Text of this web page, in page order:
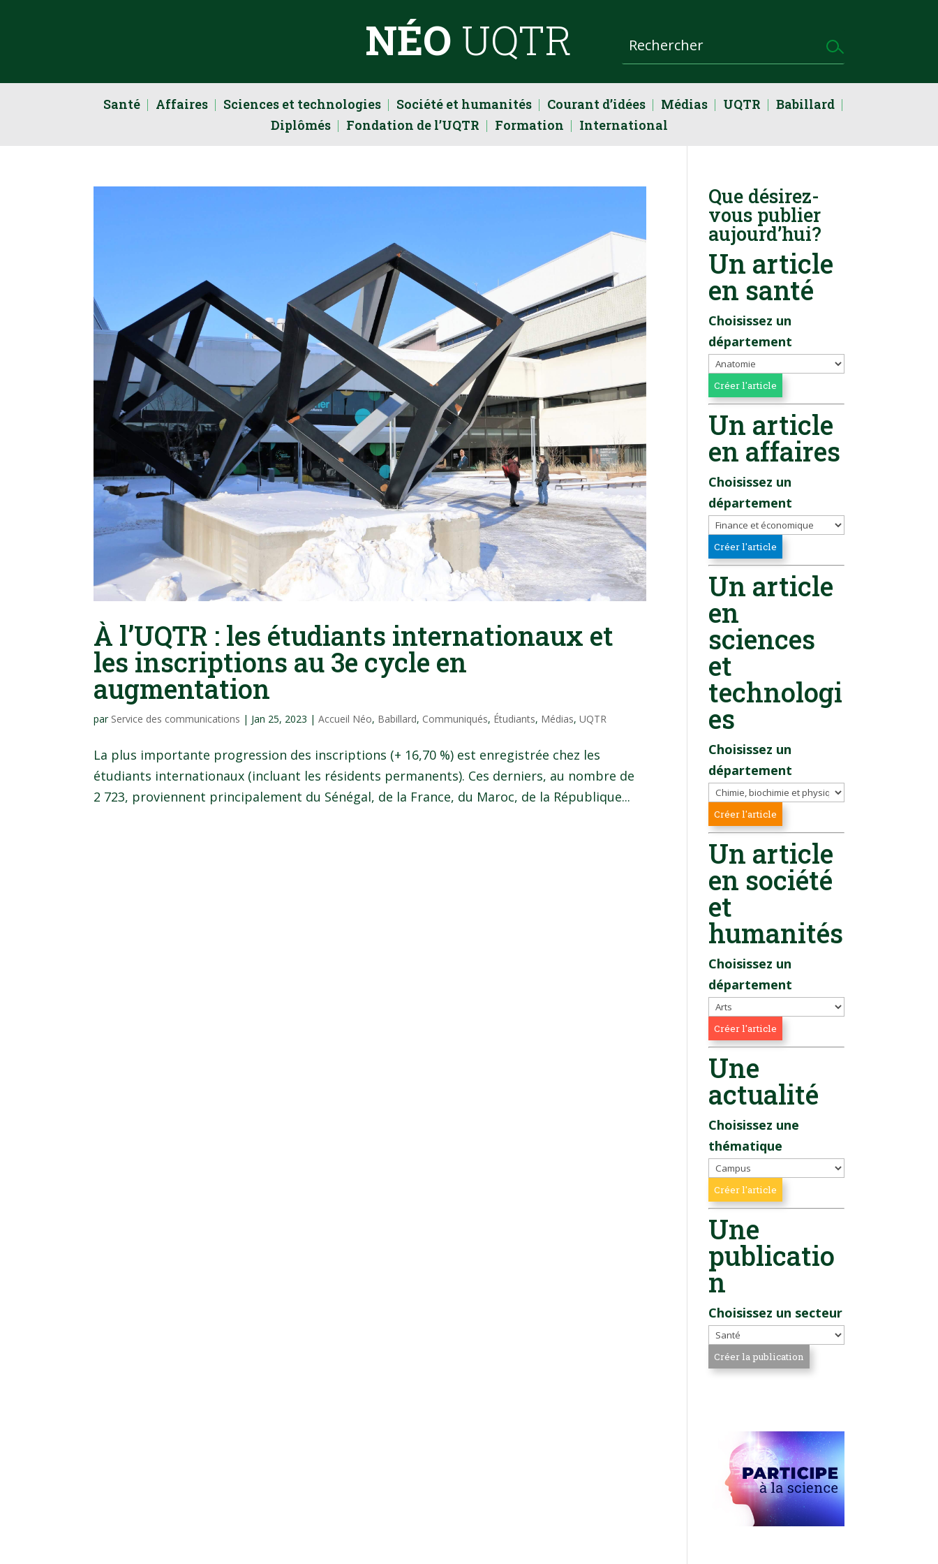
NÉO UQTR
Santé Affaires Sciences et technologies Société et humanités Courant d’idées Médias UQTR
Babillard
Diplômés
Fondation de l’UQTR Formation International
À l’UQTR : les étudiants internationaux et
les inscriptions au 3e cycle en
augmentation
par Service des communications | Jan 25, 2023 |Accueil Néo, Babillard, Communiqués, Étudiants, Médias,UQTR
La plus importante progression des inscriptions (+ 16,70 %) est enregistrée chez les
étudiants internationaux (incluant les résidents permanents). Ces derniers, au nombre de
2 723, proviennent principalement du Sénégal, de la France, du Maroc, de la République...
Que désirez-
vous publier
aujourd’hui?
Un article
en santé
Choisissez un
département
Un article
en affaires
Choisissez un
département
Un article
en
sciences
et
technologi
es
Choisissez un
département
Un article
en société
et
humanités
Choisissez un
département
Une
actualité
Choisissez une
thématique
Une
publicatio
n
Choisissez un secteur